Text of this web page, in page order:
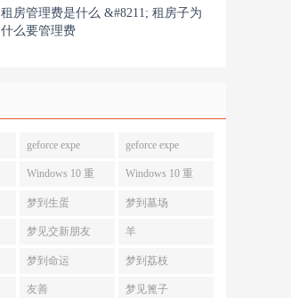
租房管理费是什么 &#8211; 租房子为
什么要管理费
geforce expe geforce expe
Windows 10 重 Windows 10 重
梦到生蛋 梦到墓场
梦见交新朋友 羊
梦到命运 梦到荔枝
友善 梦见篦子